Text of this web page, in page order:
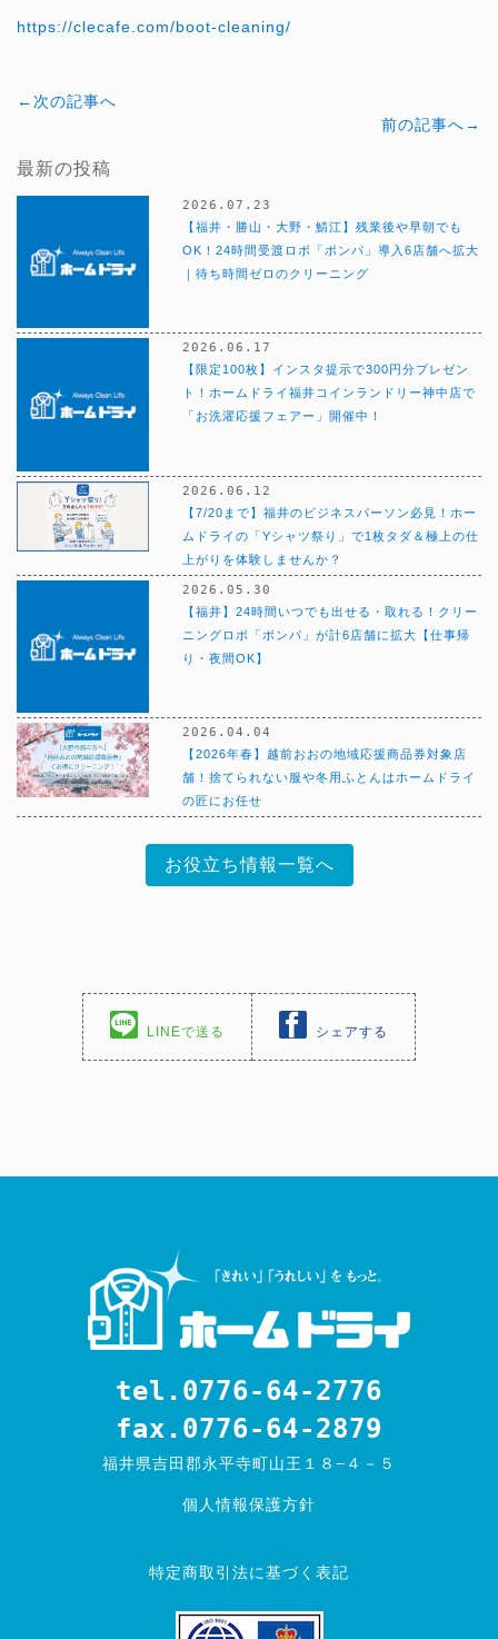
https://clecafe.com/boot-cleaning/
←次の記事へ
前の記事へ→
最新の投稿
2026.07.23
【福井・勝山・大野・鯖江】残業後や早朝でも
OK！24時間受渡ロボ「ポンパ」導入6店舗へ拡大
｜待ち時間ゼロのクリーニング
2026.06.17
【限定100枚】インスタ提示で300円分プレゼン
ト！ホームドライ福井コインランドリー神中店で
「お洗濯応援フェアー」開催中！
2026.06.12
【7/20まで】福井のビジネスパーソン必見！ホー
ムドライの「Yシャツ祭り」で1枚タダ＆極上の仕
上がりを体験しませんか？
2026.05.30
【福井】24時間いつでも出せる・取れる！クリー
ニングロボ「ポンパ」が計6店舗に拡大【仕事帰
り・夜間OK】
2026.04.04
【2026年春】越前おおの地域応援商品券対象店
舗！捨てられない服や冬用ふとんはホームドライ
の匠にお任せ
お役立ち情報一覧へ
LINEで送る シェアする
tel.0776-64-2776
fax.0776-64-2879
福井県吉田郡永平寺町山王１８−４－５
個人情報保護方針
特定商取引法に基づく表記